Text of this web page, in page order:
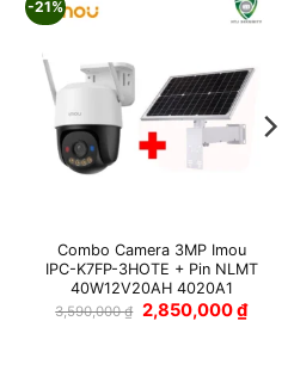
-21%
Combo Camera 3MP Imou
IPC-K7FP-3HOTE + Pin NLMT
40W12V20AH 4020A1
3,590,000₫ Giá
gốc
2,850,000₫Giá
hiện